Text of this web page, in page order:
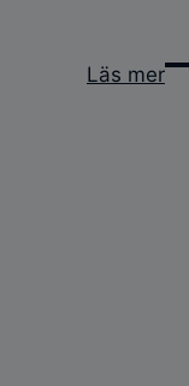
Läs mer